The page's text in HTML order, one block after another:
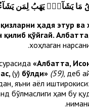
يَهَبُ لِمَن يَشَآءُ
ҳадя этур ва
қўйгай.
хоҳлаган
.
«Албатта,
(у) бўлди» (59), деб
яъни аёл
ҳам бу